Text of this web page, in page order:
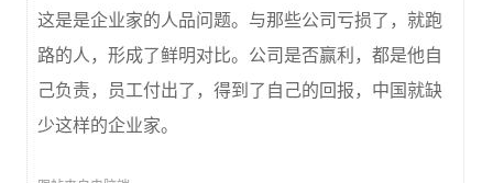
这是是企业家的人品问题。与那些公司亏损了，就跑
路的人，形成了鲜明对比。公司是否赢利，都是他自
己负责，员工付出了，得到了自己的回报，中国就缺
少这样的企业家。